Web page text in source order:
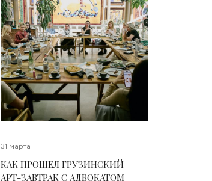
31 марта
КАК ПРОШЕЛ ГРУЗИНСКИЙ
АРТ-ЗАВТРАК С АДВОКАТОМ